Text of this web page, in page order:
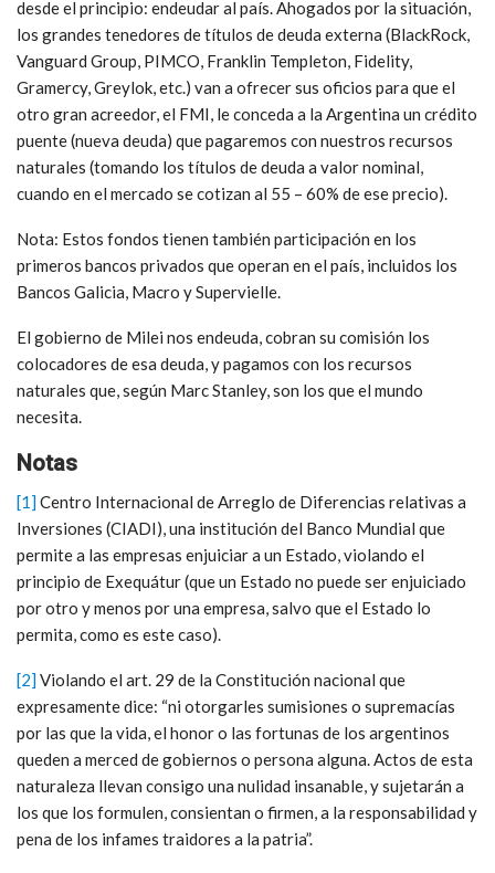
desde el principio: endeudar al país. Ahogados por la situación,
los grandes tenedores de títulos de deuda externa (BlackRock,
Vanguard Group, PIMCO, Franklin Templeton, Fidelity,
Gramercy, Greylok, etc.) van a ofrecer sus oficios para que el
otro gran acreedor, el FMI, le conceda a la Argentina un crédito
puente (nueva deuda) que pagaremos con nuestros recursos
naturales (tomando los títulos de deuda a valor nominal,
cuando en el mercado se cotizan al 55 – 60% de ese precio).
Nota: Estos fondos tienen también participación en los
primeros bancos privados que operan en el país, incluidos los
Bancos Galicia, Macro y Supervielle.
El gobierno de Milei nos endeuda, cobran su comisión los
colocadores de esa deuda, y pagamos con los recursos
naturales que, según Marc Stanley, son los que el mundo
necesita.
Notas
[1] Centro Internacional de Arreglo de Diferencias relativas a
Inversiones (CIADI), una institución del Banco Mundial que
permite a las empresas enjuiciar a un Estado, violando el
principio de Exequátur​ (que un Estado no puede ser enjuiciado
por otro y menos por una empresa, salvo que el Estado lo
permita, como es este caso).
[2] Violando el art. 29 de la Constitución nacional que
expresamente dice: “ni otorgarles sumisiones o supremacías
por las que la vida, el honor o las fortunas de los argentinos
queden a merced de gobiernos o persona alguna. Actos de esta
naturaleza llevan consigo una nulidad insanable, y sujetarán a
los que los formulen, consientan o firmen, a la responsabilidad y
pena de los infames traidores a la patria”.